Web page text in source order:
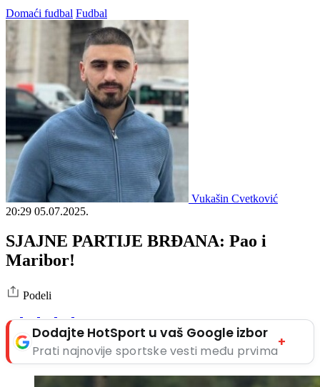
Domaći fudbal Fudbal
Vukašin Cvetković
20:29 05.07.2025.
SJAJNE PARTIJE BRĐANA: Pao i
Maribor!
Podeli
Dodajte HotSport u vaš Google izbor
Prati najnovije sportske vesti među prvima
+